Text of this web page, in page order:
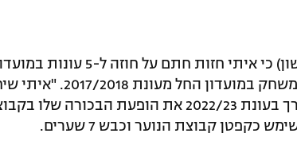
איתי חזות גדל בהפועל באר שבע ומשחק במועדון
קבוצות הילדים, נערים, נוער וגם ערך בעונת 2022/23 את הופעת
קבוצת הנוער וכבש 7 שערים.